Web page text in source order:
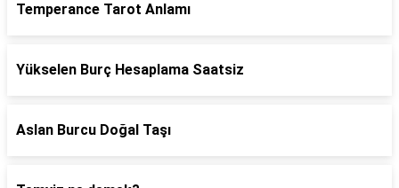
Temperance Tarot Anlamı
Yükselen Burç Hesaplama Saatsiz
Aslan Burcu Doğal Taşı